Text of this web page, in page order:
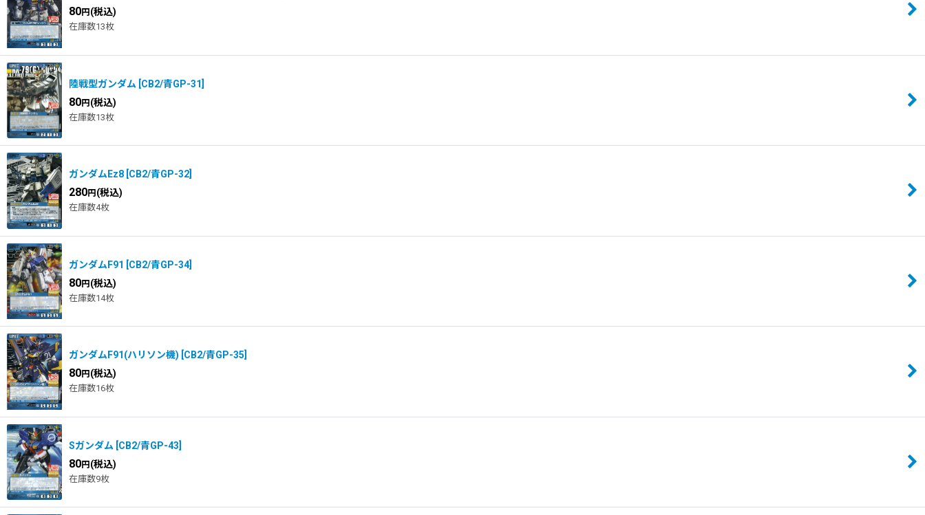
80円 (税込)
在庫数13枚
陸戦型ガンダム CB2/青GP-31
80円 (税込)
在庫数13枚
ガンダムEz8 CB2/青GP-32
280円 (税込)
在庫数4枚
ガンダムF91 CB2/青GP-34]
80円 (税込)
在庫数14枚
ガンダムF91(ハリソン機) CB2/青GP-35
80円 (税込)
在庫数16枚
Sガンダム CB2/青GP-43
80円 (税込)
在庫数9枚